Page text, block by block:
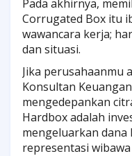
Pada akhirnya,
Corrugated Box itu
wawancara kerja;
dan situasi.
Jika perusahaanmu
Konsultan
mengedepankan
Hardbox adalah
mengeluarkan dana
representasi